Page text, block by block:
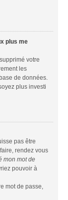
plus me
votre
les
de données.
plus investi
pas être
rendez vous
mon mot de
pouvoir à
mot de passe,